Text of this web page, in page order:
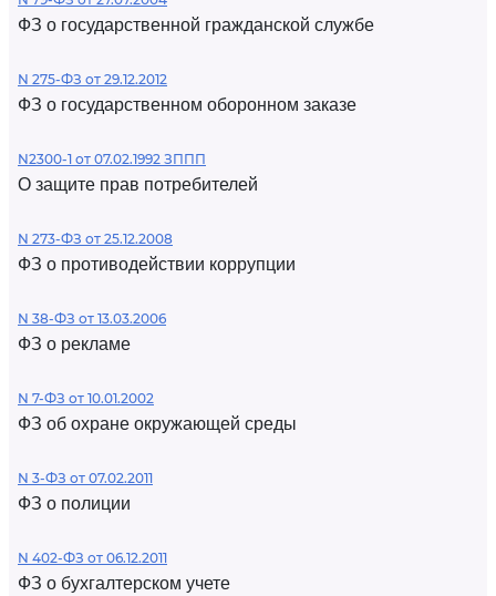
ФЗ о государственной гражданской службе
N 275-ФЗ от 29.12.2012
ФЗ о государственном оборонном заказе
N2300-1 от 07.02.1992 ЗППП
О защите прав потребителей
N 273-ФЗ от 25.12.2008
ФЗ о противодействии коррупции
N 38-ФЗ от 13.03.2006
ФЗ о рекламе
N 7-ФЗ от 10.01.2002
ФЗ об охране окружающей среды
N 3-ФЗ от 07.02.2011
ФЗ о полиции
N 402-ФЗ от 06.12.2011
ФЗ о бухгалтерском учете